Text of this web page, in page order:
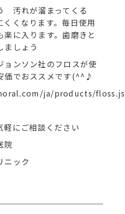
汚れが溜まってくる
くくなります。毎日使用
に入ります。歯磨きと
ましょう
ョンソン社のフロスが使
価でおススメです(^^♪
ja/products/
軽にご相談ください
院
ニック